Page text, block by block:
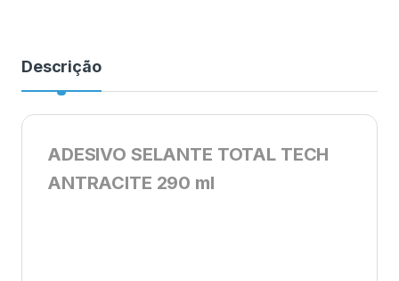
Descrição
ADESIVO SELANTE TOTAL TECH
ANTRACITE 290 ml